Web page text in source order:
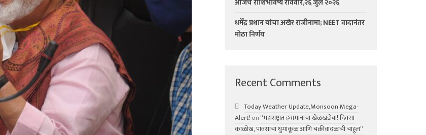
धर्मेंद्र प्रधान यांचा अखेर राजीनामा; NEET वादानंतर
मोठा निर्णय
Recent Comments
Today Weather Update,Monsoon Mega-
Alert! on“महाराष्ट्रात हवामानाचा खेळखंडोबा! दिवसा
काळोख, पावसाचा धुमाकूळ आणि चक्रीवादळाची चाहूल”